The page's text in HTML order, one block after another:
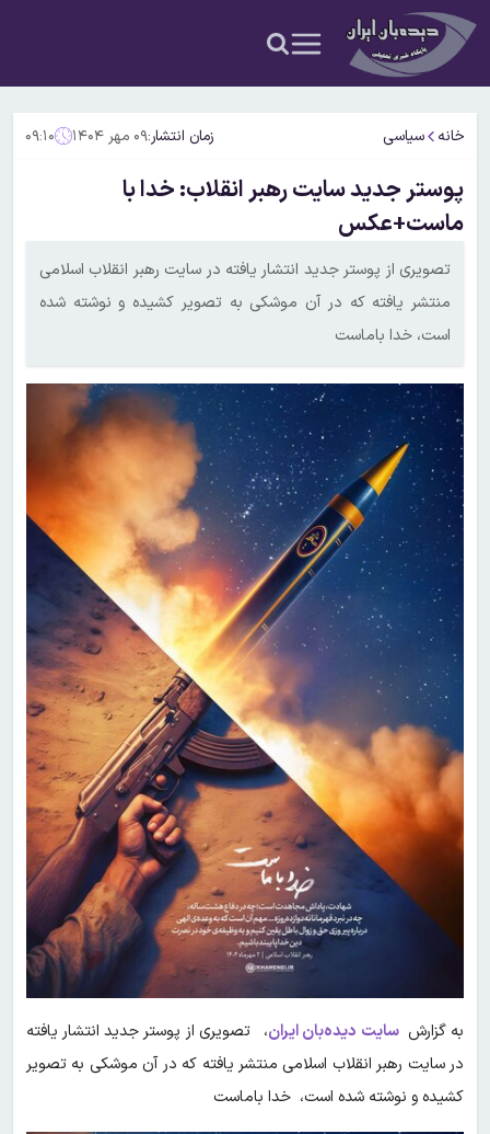
خانه سیاسی زمان انتشار:۰۹ مهر ۱۴۰۴ ۰۹:۱۰
پوستر جدید سایت رهبر انقلاب: خدا با
ماست+عکس
تصویری از پوستر جدید انتشار یافته در سایت رهبر انقلاب اسلامی
منتشر یافته که در آن موشکی به تصویر کشیده و نوشته شده
است، خدا باماست
به گزارشسایت دیده‌بان ایران، تصویری از پوستر جدید انتشار یافته
در سایت رهبر انقلاب اسلامی منتشر یافته که در آن موشکی به تصویر
کشیده و نوشته شده است، خدا باماست